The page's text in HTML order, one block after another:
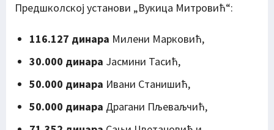
Предшколској установи „Вукица Митровић“:
116.127 динара Милени Марковић,
30.000 динара Јасмини Тасић,
50.000 динара Ивани Станишић,
50.000 динара Драгани Пљеваљчић,